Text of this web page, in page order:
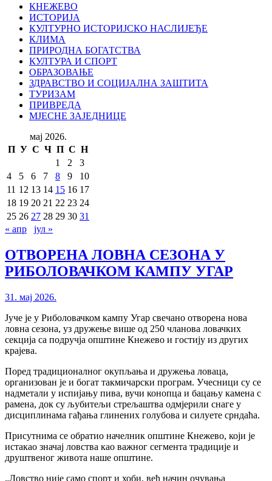
КНЕЖЕВО
ИСТОРИЈА
КУЛТУРНО ИСТОРИЈСКО НАСЛИЈЕЂЕ
КЛИМА
ПРИРОДНА БОГАТСТВА
КУЛТУРА И СПОРТ
ОБРАЗОВАЊЕ
ЗДРАВСТВО И СОЦИЈАЛНА ЗАШТИТА
ТУРИЗАМ
ПРИВРЕДА
МЈЕСНЕ ЗАЈЕДНИЦЕ
мај 2026.
П У С Ч П С Н
1
2
3
4
5 6 7 8 9
10
11 12 13 14 15 16 17
18 19 20 21 22 23 24
25 26 27 28 29 30 31
« апр
јул »
ОТВОРЕНА ЛОВНА СЕЗОНА У
РИБОЛОВАЧКОМ КАМПУ УГАР
31. мај 2026.
Јуче је у Риболовачком кампу Угар свечано отворена нова
ловна сезона, уз дружење више од 250 чланова ловачких
секција са подручја општине Кнежево и гостију из других
крајева.
Поред традиционалног окупљања и дружења ловаца,
организован је и богат такмичарски програм. Учесници су се
надметали у испијању пива, вучи конопца и бацању камена с
рамена, док су љубитељи стрељаштва одмјерили снаге у
дисциплинама гађања глинених голубова и силуете срндаћа.
Присутнима се обратио начелник општине Кнежево, који је
истакао значај ловства као важног сегмента традиције и
друштвеног живота наше општине.
„Ловство није само спорт и хоби, већ начин очувања